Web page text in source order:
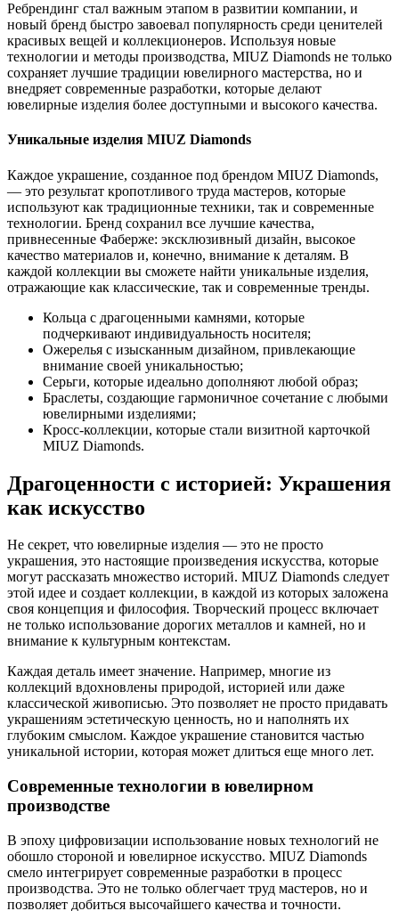
Ребрендинг стал важным этапом в развитии компании, и
новый бренд быстро завоевал популярность среди ценителей
красивых вещей и коллекционеров. Используя новые
технологии и методы производства, MIUZ Diamonds не только
сохраняет лучшие традиции ювелирного мастерства, но и
внедряет современные разработки, которые делают
ювелирные изделия более доступными и высокого качества.
Уникальные изделия MIUZ Diamonds
Каждое украшение, созданное под брендом MIUZ Diamonds,
— это результат кропотливого труда мастеров, которые
используют как традиционные техники, так и современные
технологии. Бренд сохранил все лучшие качества,
привнесенные Фаберже: эксклюзивный дизайн, высокое
качество материалов и, конечно, внимание к деталям. В
каждой коллекции вы сможете найти уникальные изделия,
отражающие как классические, так и современные тренды.
Кольца с драгоценными камнями, которые
подчеркивают индивидуальность носителя;
Ожерелья с изысканным дизайном, привлекающие
внимание своей уникальностью;
Серьги, которые идеально дополняют любой образ;
Браслеты, создающие гармоничное сочетание с любыми
ювелирными изделиями;
Кросс-коллекции, которые стали визитной карточкой
MIUZ Diamonds.
Драгоценности с историей: Украшения
как искусство
Не секрет, что ювелирные изделия — это не просто
украшения, это настоящие произведения искусства, которые
могут рассказать множество историй. MIUZ Diamonds следует
этой идее и создает коллекции, в каждой из которых заложена
своя концепция и философия. Творческий процесс включает
не только использование дорогих металлов и камней, но и
внимание к культурным контекстам.
Каждая деталь имеет значение. Например, многие из
коллекций вдохновлены природой, историей или даже
классической живописью. Это позволяет не просто придавать
украшениям эстетическую ценность, но и наполнять их
глубоким смыслом. Каждое украшение становится частью
уникальной истории, которая может длиться еще много лет.
Современные технологии в ювелирном
производстве
В эпоху цифровизации использование новых технологий не
обошло стороной и ювелирное искусство. MIUZ Diamonds
смело интегрирует современные разработки в процесс
производства. Это не только облегчает труд мастеров, но и
позволяет добиться высочайшего качества и точности.